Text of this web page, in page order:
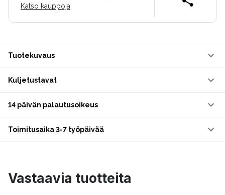
Katso kauppoja
Tuotekuvaus
Kuljetustavat
14 päivän palautusoikeus
Toimitusaika 3-7 työpäivää
Vastaavia tuotteita